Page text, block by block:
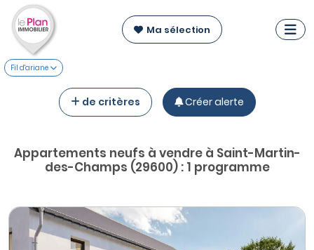
Ma sélection
Fil d'ariane
de critères Créer alerte
Appartements neufs à vendre à Saint-Martin-
des-Champs (29600) : 1 programme